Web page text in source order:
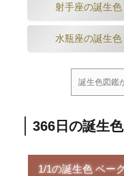
射手座の誕生色
水瓶座の誕生色
366日の誕生
1/1の誕生色 ベー